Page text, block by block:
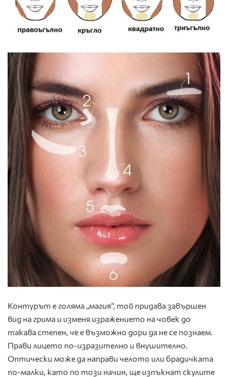
Контурът е голяма „магия“, той придава завършен
вид на грима и изменя изражението на човек до
такава степен, че е възможно дори да не се познаем.
Прави лицето по-изразително и внушително.
Оптически може да направи челото или брадичката
по-малки, като по този начин, ще изпъкнат скулите